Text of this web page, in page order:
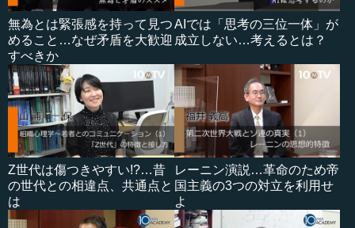
無為とは緊張感を持って見つ
めること…なぜ矛盾を大歓迎
すべきか
AIでは「思考の三位一体」が
成立しない…考えるとは？
Z世代は傷つきやすい!?…昔
の世代との相違点、共通点と
は
レーニン演説…革命のため帝
国主義の3つの対立を利用せ
よ